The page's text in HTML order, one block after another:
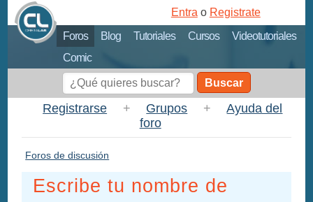
Foros Blog Tutoriales Cursos
Videotutoriales
Comic
Entra o Registrate
Buscar
Registrarse + Grupos +
Ayuda del
foro
Foros de discusión
Escribe tu nombre de